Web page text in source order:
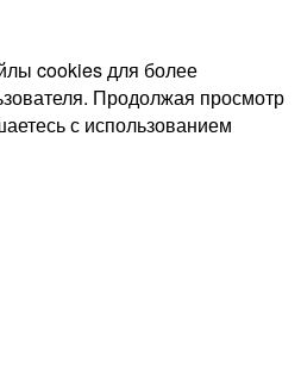
cookies для более
Продолжая просмотр
с использованием